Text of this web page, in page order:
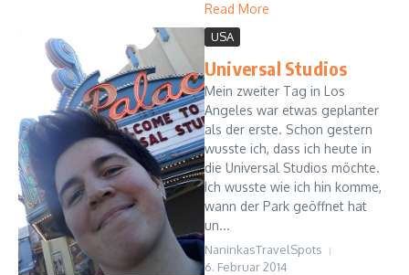
Read More
USA
Universal Studios
Mein zweiter Tag in Los
Angeles war etwas geplanter
als der erste. Schon gestern
wusste ich, dass ich heute in
die Universal Studios möchte.
Ich wusste wie ich hin komme,
wann der Park geöffnet hat
un...
NaninkasTravelSpots
6. Februar 2014